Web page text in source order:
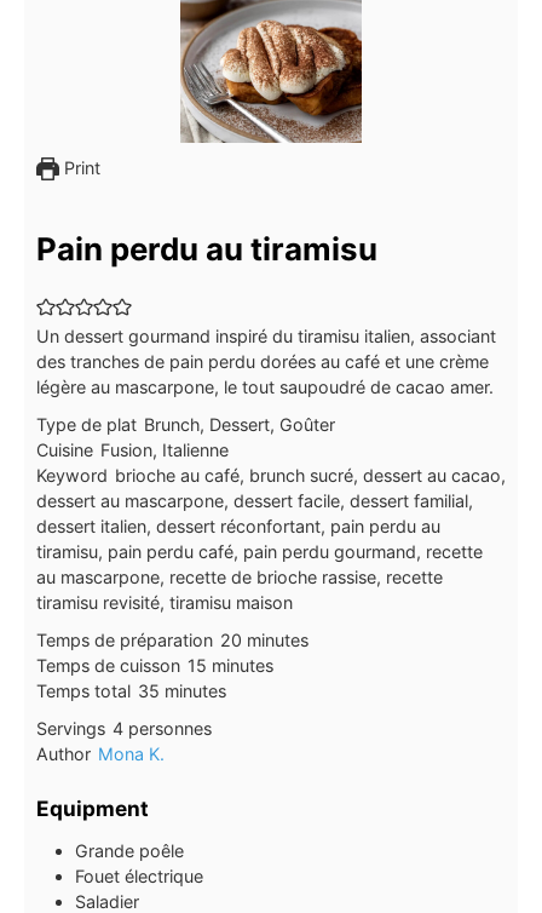
Print
Pain perdu au tiramisu
Un dessert gourmand inspiré du tiramisu italien, associant
des tranches de pain perdu dorées au café et une crème
légère au mascarpone, le tout saupoudré de cacao amer.
Type de plat Brunch, Dessert, Goûter
Cuisine Fusion, Italienne
Keyword brioche au café, brunch sucré, dessert au cacao,
dessert au mascarpone, dessert facile, dessert familial,
dessert italien, dessert réconfortant, pain perdu au
tiramisu, pain perdu café, pain perdu gourmand, recette
au mascarpone, recette de brioche rassise, recette
tiramisu revisité, tiramisu maison
Temps de préparation 20minutes
minutes
Temps de cuisson 15minutes
minutes
Temps total 35minutes
minutes
Servings 4 personnes
Author Mona K.
Equipment
Grande poêle
Fouet électrique
Saladier